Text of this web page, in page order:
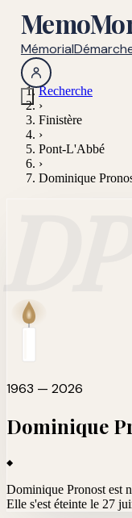
Mémorial
Recherche
›
Finistère
›
Pont-L'Abbé
›
Dominique
1963 — 2026
Dominique
Dominique Pronost est
Elle s'est éteinte le 27